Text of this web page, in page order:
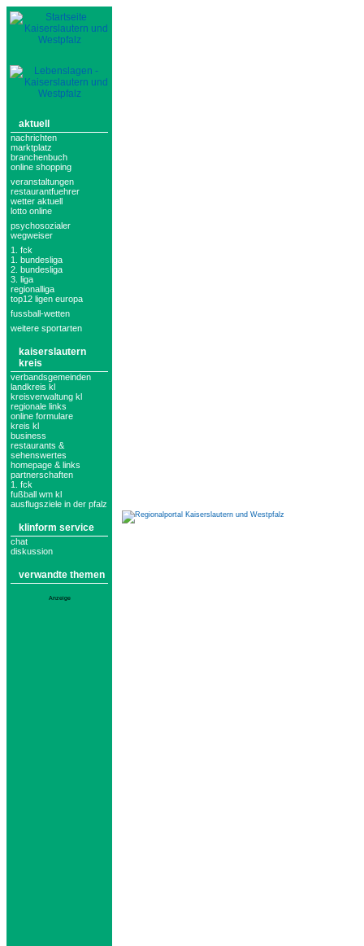
aktuell
nachrichten
marktplatz
branchenbuch
online shopping
veranstaltungen
restaurantfuehrer
wetter aktuell
lotto online
psychosozialer
wegweiser
1. fck
1. bundesliga
2. bundesliga
3. liga
regionalliga
top12 ligen europa
fussball-wetten
weitere sportarten
kaiserslautern
kreis
verbandsgemeinden
landkreis kl
kreisverwaltung kl
regionale links
online formulare
kreis kl
business
restaurants &
sehenswertes
homepage & links
partnerschaften
1. fck
fußball wm kl
ausflugsziele in der pfalz
klinform service
chat
diskussion
verwandte themen
Anzeige